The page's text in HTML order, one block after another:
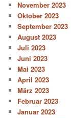
November 2023
Oktober 2023
September 2023
August 2023
Juli 2023
Juni 2023
Mai 2023
April 2023
März 2023
Februar 2023
Januar 2023